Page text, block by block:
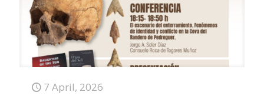
7 April, 2026